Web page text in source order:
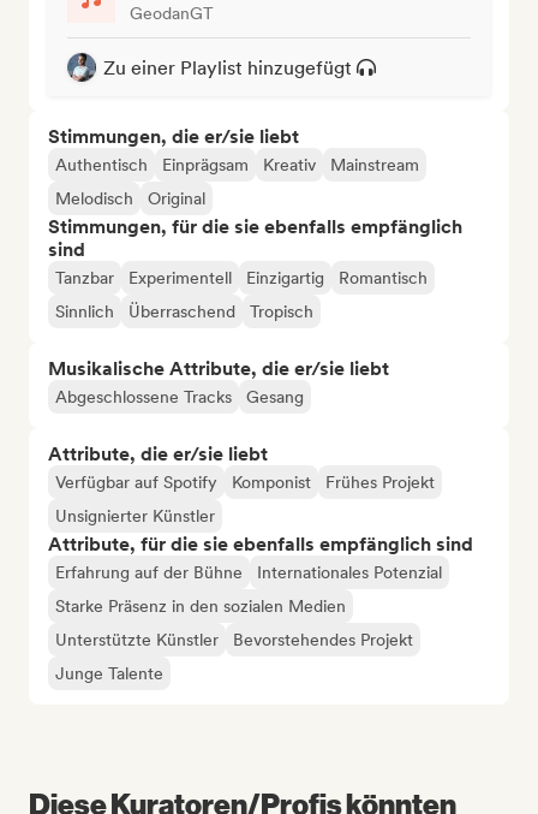
GeodanGT
Zu einer Playlist hinzugefügt
Stimmungen, die er/sie liebt
Authentisch Einprägsam Kreativ
Mainstream
Melodisch
Original
Stimmungen, für die sie ebenfalls empfänglich
sind
Tanzbar Experimentell Einzigartig
Romantisch
Sinnlich
Überraschend Tropisch
Musikalische Attribute, die er/sie liebt
Abgeschlossene Tracks Gesang
Attribute, die er/sie liebt
Verfügbar auf Spotify Komponist
Frühes Projekt
Unsignierter Künstler
Attribute, für die sie ebenfalls empfänglich sind
Erfahrung auf der Bühne
Internationales Potenzial
Starke Präsenz in den sozialen Medien
Unterstützte Künstler
Bevorstehendes Projekt
Junge Talente
Diese Kuratoren/Profis könnten